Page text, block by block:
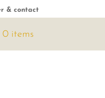
& contact
0 items